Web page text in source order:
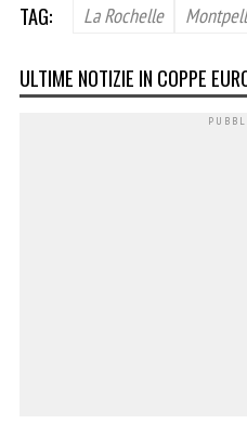
TAG: La Rochelle
ULTIME NOTIZIE IN COPPE